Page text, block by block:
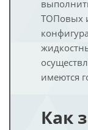
ТОПовых
имеются
Как